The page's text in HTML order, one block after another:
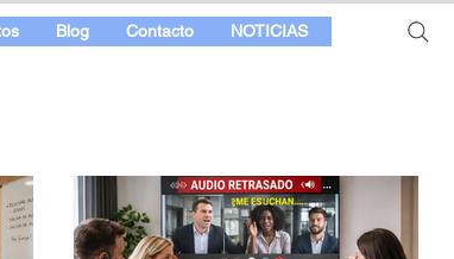
Blog Contacto NOTICIAS